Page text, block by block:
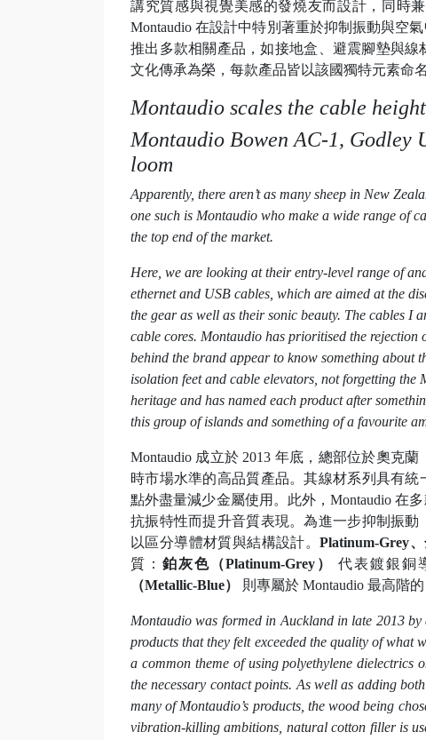
講究質感與視覺美感的發燒友而設計，同時
Montaudio 在設計中特別著重於抑制振動與空
推出多款相關產品，如接地盒、避震腳墊與線
文化傳承為榮，每款產品皆以該國獨特元素命
Montaudio scales the cable
Montaudio Bowen AC-1, Godley
loom
Apparently, there aren’t as many sheep in New
one such is Montaudio who make a wide range of
the top end of the market.
Here, we are looking at their entry-level range of
ethernet and USB cables, which are aimed at the
the gear as well as their sonic beauty. The cables I
cable cores. Montaudio has prioritised the
behind the brand appear to know something about
isolation feet and cable elevators, not forgetting
heritage and has named each product after
this group of islands and something of a favourite
Montaudio 成立於 2013 年底，總部位於奧克
時市場水準的高品質產品。其線材系列具有
點外盡量減少金屬使用。此外，Montaudio 在
抗振特性而提升音質表現。為進一步抑制振
以區分導體材質與結構設計。Platinum-Grey
質： 鉑灰色（Platinum-Grey） 代表鍍銀銅
（Metallic-Blue）
則專屬於 Montaudio 最高階的
Montaudio was formed in Auckland in late 2013
products that they felt exceeded the quality of what
a common theme of using polyethylene dielectrics
the necessary contact points. As well as adding
many of Montaudio’s products, the wood being
vibration-killing ambitions, natural cotton filler is